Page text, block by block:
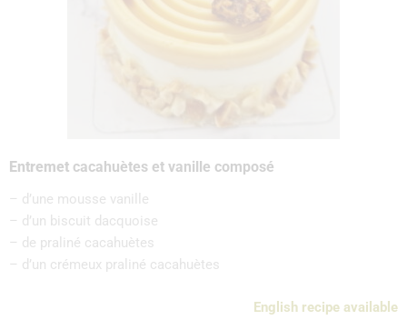
Entremet cacahuètes et vanille composé
– d’une mousse vanille
– d’un biscuit dacquoise
– de praliné cacahuètes
– d’un crémeux praliné cacahuètes
English recipe available